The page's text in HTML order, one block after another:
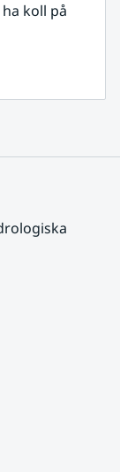
koll på